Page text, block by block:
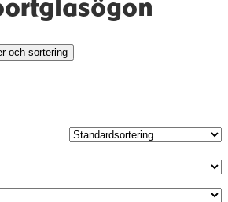
och sortering